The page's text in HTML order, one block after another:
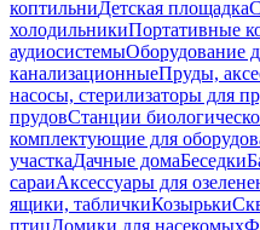
коптильниДетская площадка
холодильникиПортативные
аудиосистемыОборудование
канализационныеПруды,
насосы, стерилизаторы для
прудовСтанции
комплектующие для
участкаДачные домаБеседки
сараиАксессуары для
ящики, табличкиКозырьки
птицДомики для насекомых